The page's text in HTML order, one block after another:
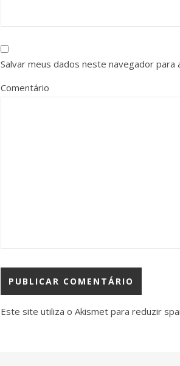
Salvar meus dados neste navegador para
Comentário
Este site utiliza o Akismet para reduzir